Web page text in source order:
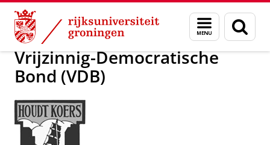
Skip
Content
Skip
Navigation
Menu
en
zoeken
Vrijzinnig-Democratische Bond (VDB)
Vrijzinnig-Democratische
Bond (VDB)